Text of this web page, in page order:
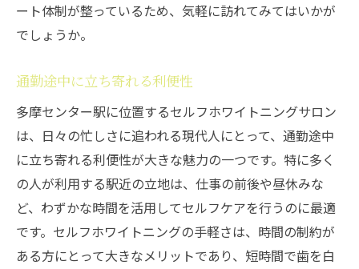
ート体制が整っているため、気軽に訪れてみてはいかが
でしょうか。
通勤途中に立ち寄れる利便性
多摩センター駅に位置するセルフホワイトニングサロン
は、日々の忙しさに追われる現代人にとって、通勤途中
に立ち寄れる利便性が大きな魅力の一つです。特に多く
の人が利用する駅近の立地は、仕事の前後や昼休みな
ど、わずかな時間を活用してセルフケアを行うのに最適
です。セルフホワイトニングの手軽さは、時間の制約が
ある方にとって大きなメリットであり、短時間で歯を白